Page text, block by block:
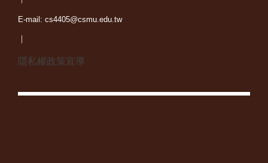
E-mail: cs4405@csmu.edu.tw
｜
隱私權政策宣導